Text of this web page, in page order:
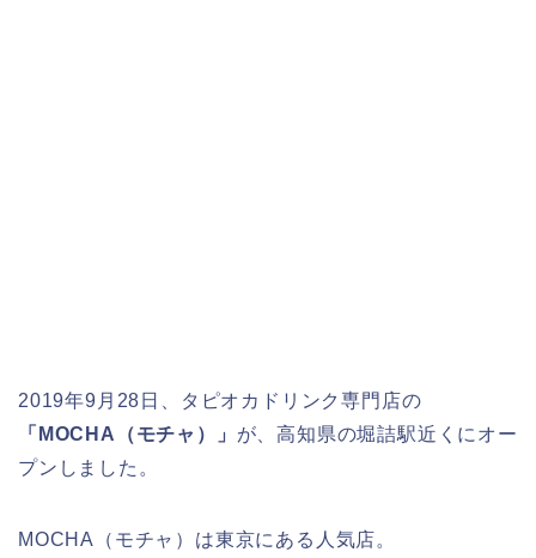
2019年9月28日、タピオカドリンク専門店の
「MOCHA（モチャ）」 が、高知県の堀詰駅近くにオー
プンしました。
MOCHA（モチャ）は東京にある人気店。